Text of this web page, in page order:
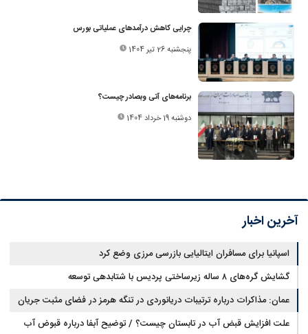
چرایی کاهش درآمدهای عملیاتی بورس
پنجشنبه 26 تیر 1404
برنامه‌های آتی وبصادر چیست؟
دوشنبه 19 خرداد 1404
آخرین اخبار
اسپانیا برای مسافران ایتالیایی بازرسی مرزی وضع کرد
گشایش گره‌های ۸ ساله زیرساختی پردیس با شتابدهی توسعه
عمان: مذاکرات درباره ترتیبات دریانوردی در تنگه هرمز در فضای مثبت جریان
دارد
علت افزایش قبض آب در تابستان چیست؟ / توضیح آبفا درباره قبوض آب